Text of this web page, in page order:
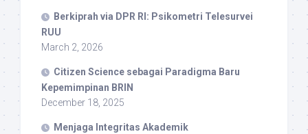
Berkiprah via DPR RI: Psikometri Telesurvei
RUU
March 2, 2026
Citizen Science sebagai Paradigma Baru
Kepemimpinan BRIN
December 18, 2025
Menjaga Integritas Akademik